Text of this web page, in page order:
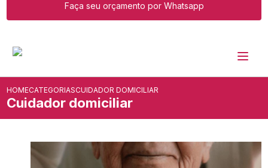
Faça seu orçamento por Whatsapp
HOMECATEGORIASCUIDADOR DOMICILIAR
Cuidador domiciliar